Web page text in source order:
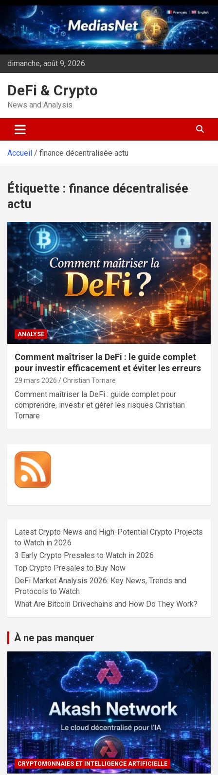
Aller
contenu
dimanche, août 9, 2026
DeFi & Crypto
News and Analysis
Accueil finance décentralisée actu
Étiquette : finance décentralisée
actu
ANALYSE
Comment maîtriser la DeFi : le guide complet
pour investir efficacement et éviter les erreurs
29 mars 2026 Christian Tornare
Comment maîtriser la DeFi : guide complet pour
comprendre, investir et gérer les risques Christian
Tornare
Latest Crypto News and High-Potential Crypto Projects
to Watch in 2026
3 Early Crypto Presales to Watch in 2026
Top Crypto Presales to Buy Now
DeFi Market Analysis 2026: Key News, Trends and
Protocols to Watch
What Are Bitcoin Drivechains and How Do They Work?
À ne pas manquer
CRYPTOMONNAIES ET INTELLIGENCE ARTIFICIELLE